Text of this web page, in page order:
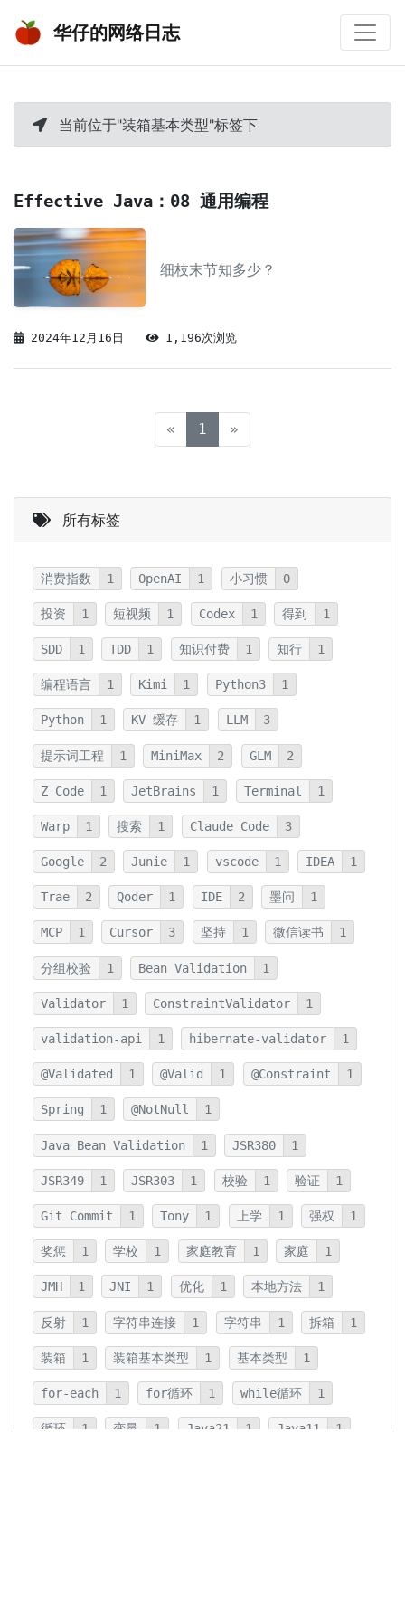
华仔的网络日志
当前位于"装箱基本类型"标签下
Effective Java：08 通用编程
细枝末节知多少？
2024年12月16日 1,196次浏览
« 1 (current)
»
所有标签
消费指数 1 OpenAI 1 小习惯 0
投资 1 短视频 1 Codex 1 得到 1
SDD 1 TDD 1 知识付费 1 知行 1
编程语言 1 Kimi 1 Python3 1
Python 1 KV 缓存 1 LLM 3
提示词工程 1 MiniMax 2 GLM 2
Z Code 1 JetBrains 1 Terminal 1
Warp 1 搜索 1 Claude Code 3
Google 2 Junie 1 vscode 1 IDEA 1
Trae 2 Qoder 1 IDE 2 墨问 1
MCP 1 Cursor 3 坚持 1 微信读书 1
分组校验 1 Bean Validation 1
Validator 1 ConstraintValidator 1
validation-api 1 hibernate-validator 1
@Validated 1 @Valid 1 @Constraint 1
Spring 1 @NotNull 1
Java Bean Validation 1 JSR380 1
JSR349 1 JSR303 1 校验 1 验证 1
Git Commit 1 Tony 1 上学 1 强权 1
奖惩 1 学校 1 家庭教育 1 家庭 1
JMH 1 JNI 1 优化 1 本地方法 1
反射 1 字符串连接 1 字符串 1 拆箱 1
装箱 1 装箱基本类型 1 基本类型 1
for-each 1 for循环 1 while循环 1
循环 1 变量 1 Java21 1 Java11 1